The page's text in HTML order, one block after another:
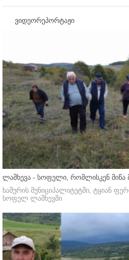
ვიდეორეპორტაჟი
ლაშხევა - სოფელი, რომლისკენ მიწა
ხაშურის მუნიციპალიტეტში, ტყიან
სოფელ ლაშხევში